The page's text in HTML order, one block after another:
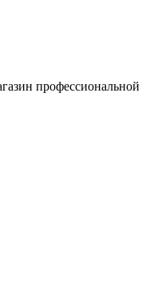
профессиональной